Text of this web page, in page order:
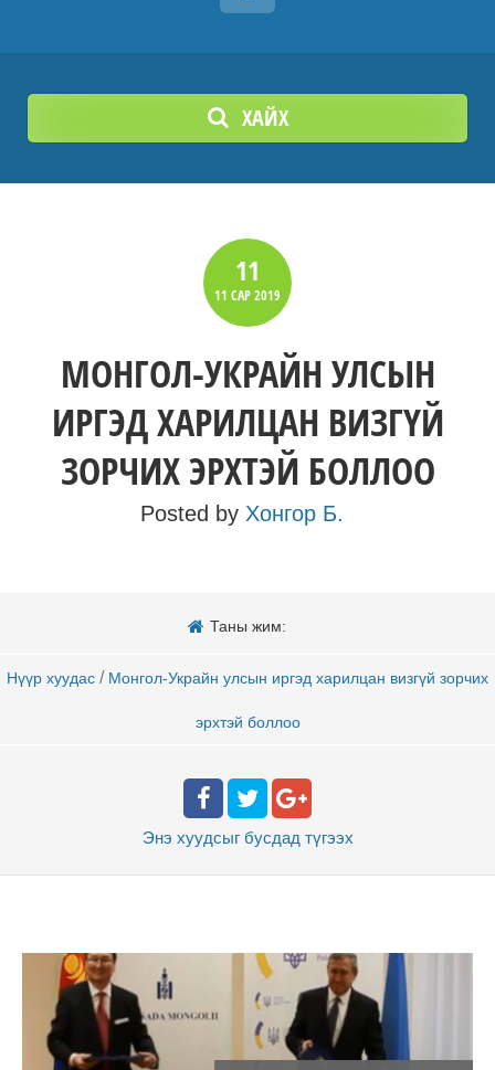
ХАЙХ
11
11 САР2019
МОНГОЛ-УКРАЙН УЛСЫН
ИРГЭД ХАРИЛЦАН ВИЗГҮЙ
ЗОРЧИХ ЭРХТЭЙ БОЛЛОО
Posted by Хонгор Б.
Таны жим:
Нүүр хуудас / Монгол-Украйн улсын иргэд харилцан визгүй зорчих
эрхтэй боллоо
Энэ хуудсыг бусдад түгээх